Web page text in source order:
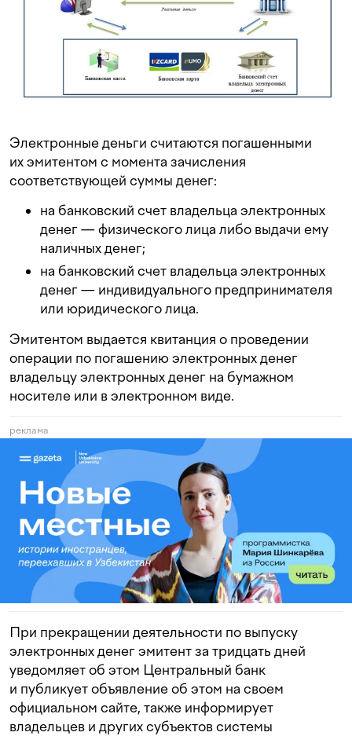
Электронные деньги считаются погашенными
их эмитентом с момента зачисления
соответствующей суммы денег:
на банковский счет владельца электронных
денег — физического лица либо выдачи ему
наличных денег;
на банковский счет владельца электронных
денег — индивидуального предпринимателя
или юридического лица.
Эмитентом выдается квитанция о проведении
операции по погашению электронных денег
владельцу электронных денег на бумажном
носителе или в электронном виде.
реклама
При прекращении деятельности по выпуску
электронных денег эмитент за тридцать дней
уведомляет об этом Центральный банк
и публикует объявление об этом на своем
официальном сайте, также информирует
владельцев и других субъектов системы